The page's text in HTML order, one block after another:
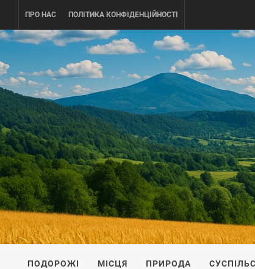
content
ПРО НАС ПОЛІТИКА КОНФІДЕНЦІЙНОСТІ
ПОДОРОЖI ПО УКРАЇНІ
ПОДОРОЖІ МІСЦЯ ПРИРОДА